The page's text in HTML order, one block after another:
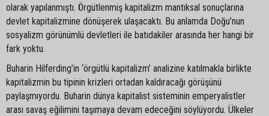
olarak yapılanmıştı. Örgütlenmiş kapitalizm mantıksal sonuçlarına
devlet kapitalizmine dönüşerek ulaşacaktı. Bu anlamda Doğu’nun
sosyalizm görünümlü devletleri ile batıdakiler arasında her hangi bir
fark yoktu.
Buharin Hilferding’in ‘örgütlü kapitalizm’ analizine katılmakla birlikte
kapitalizmin bu tipinin krizleri ortadan kaldıracağı görüşünü
paylaşmıyordu. Buharin dünya kapitalist sisteminin emperyalistler
arası savaş eğilimini taşımaya devam edeceğini söylüyordu. Ülkeler